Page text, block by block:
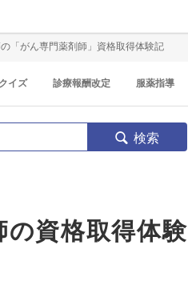
「がん専門薬剤師」資格取得体験記
イズ 診療報酬改定 服薬指導
検索
の資格取得体験